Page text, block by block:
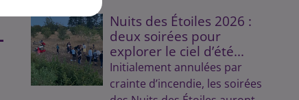
Nuits des Étoiles 2026 :
deux soirées pour
explorer le ciel d’été...
Initialement annulées par
crainte d’incendie, les soirées